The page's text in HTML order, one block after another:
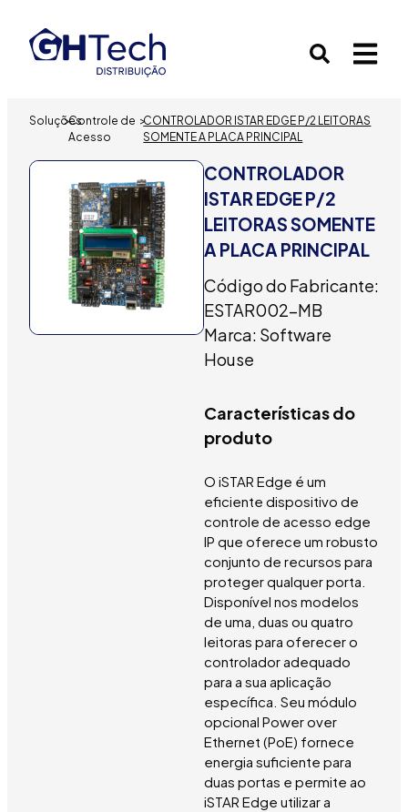
Soluções
>Controle de
Acesso
>CONTROLADOR ISTAR EDGE P/2 LEITORAS
SOMENTE A PLACA PRINCIPAL
CONTROLADOR
ISTAR EDGE P/2
LEITORAS SOMENTE
A PLACA PRINCIPAL
Código do Fabricante:
ESTAR002-MB
Marca: Software
House
Características do
produto
O iSTAR Edge é um
eficiente dispositivo de
controle de acesso edge
IP que oferece um robusto
conjunto de recursos para
proteger qualquer porta.
Disponível nos modelos
de uma, duas ou quatro
leitoras para oferecer o
controlador adequado
para a sua aplicação
específica. Seu módulo
opcional Power over
Ethernet (PoE) fornece
energia suficiente para
duas portas e permite ao
iSTAR Edge utilizar a